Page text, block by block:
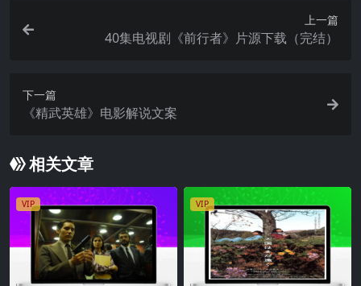
上一篇
40集电视剧《前行者》片源下载（完结）
下一篇
《精武英雄》电影解说文案
相关文章
VIP VIP